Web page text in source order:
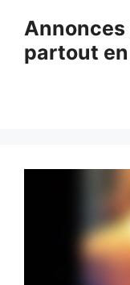
contenu
Annonces
partout